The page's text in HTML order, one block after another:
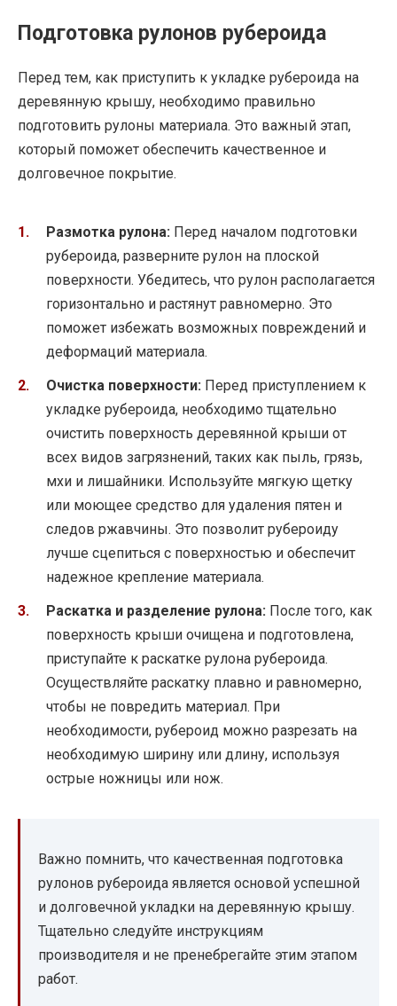
Подготовка рулонов рубероида
Перед тем, как приступить к укладке рубероида на
деревянную крышу, необходимо правильно
подготовить рулоны материала. Это важный этап,
который поможет обеспечить качественное и
долговечное покрытие.
Размотка рулона: Перед началом подготовки
рубероида, разверните рулон на плоской
поверхности. Убедитесь, что рулон располагается
горизонтально и растянут равномерно. Это
поможет избежать возможных повреждений и
деформаций материала.
Очистка поверхности: Перед приступлением к
укладке рубероида, необходимо тщательно
очистить поверхность деревянной крыши от
всех видов загрязнений, таких как пыль, грязь,
мхи и лишайники. Используйте мягкую щетку
или моющее средство для удаления пятен и
следов ржавчины. Это позволит рубероиду
лучше сцепиться с поверхностью и обеспечит
надежное крепление материала.
Раскатка и разделение рулона: После того, как
поверхность крыши очищена и подготовлена,
приступайте к раскатке рулона рубероида.
Осуществляйте раскатку плавно и равномерно,
чтобы не повредить материал. При
необходимости, рубероид можно разрезать на
необходимую ширину или длину, используя
острые ножницы или нож.
Важно помнить, что качественная подготовка
рулонов рубероида является основой успешной
и долговечной укладки на деревянную крышу.
Тщательно следуйте инструкциям
производителя и не пренебрегайте этим этапом
работ.